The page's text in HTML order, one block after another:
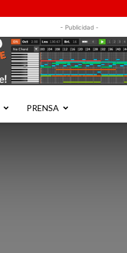
- Publicidad -
PRENSA